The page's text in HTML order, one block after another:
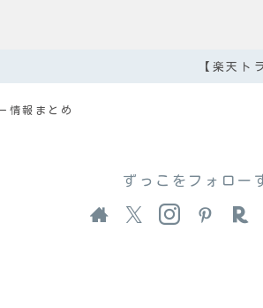
【楽天ト
情報まとめ
ずっこをフォロー